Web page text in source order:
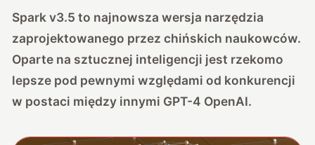
Spark v3.5 to najnowsza wersja narzędzia
zaprojektowanego przez chińskich naukowców.
Oparte na sztucznej inteligencji jest rzekomo
lepsze pod pewnymi względami od konkurencji
w postaci między innymi GPT-4 OpenAI.